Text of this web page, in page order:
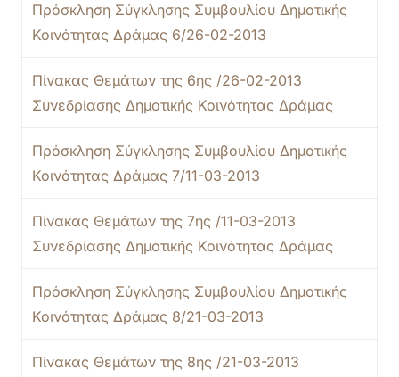
Πρόσκληση Σύγκλησης Συμβουλίου Δημοτικής
Κοινότητας Δράμας 6/26-02-2013
Πίνακας Θεμάτων της 6ης /26-02-2013
Συνεδρίασης Δημοτικής Κοινότητας Δράμας
Πρόσκληση Σύγκλησης Συμβουλίου Δημοτικής
Κοινότητας Δράμας 7/11-03-2013
Πίνακας Θεμάτων της 7ης /11-03-2013
Συνεδρίασης Δημοτικής Κοινότητας Δράμας
Πρόσκληση Σύγκλησης Συμβουλίου Δημοτικής
Κοινότητας Δράμας 8/21-03-2013
Πίνακας Θεμάτων της 8ης /21-03-2013